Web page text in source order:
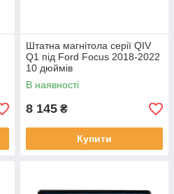
Штатна магнітола серії QIV
Q1 під Ford Focus 2018-2022
10 дюймів
В наявності
8 145 ₴
Купити